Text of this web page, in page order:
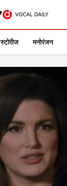
स्टोरीज मनोरंजन